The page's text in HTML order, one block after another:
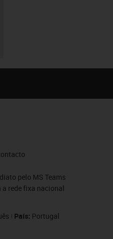
pelo MS Teams
rede fixa nacional
País: Portugal